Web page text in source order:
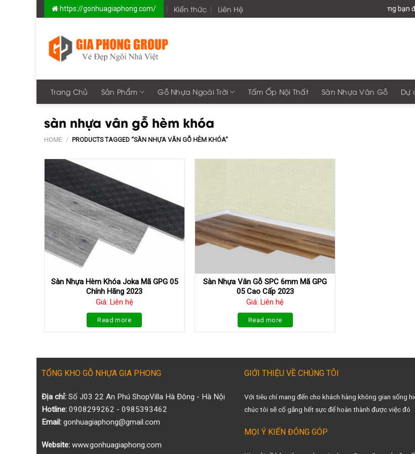
to
https://gonhuagiaphong.com/ Kiến thức Liên Hệ Chào mừng bạn
Trang Chủ Sản Phẩm Gỗ Nhựa Ngoài Trời Tấm Ốp Nội Thất Sàn Nhựa Vân Gỗ Dự
sàn nhựa vân gỗ hèm khóa
HOME / PRODUCTS TAGGED “SÀN NHỰA VÂN GỖ HÈM KHÓA”
Sàn Nhựa Hèm Khóa Joka Mã GPG 05
Chính Hãng 2023
Giá: Liên hệ
Read more
Sàn Nhựa Vân Gỗ SPC 6mm Mã GPG
05 Cao Cấp 2023
Giá: Liên hệ
Read more
TỔNG KHO GỖ NHỰA GIA PHONG
Địa chỉ:Số J03 22 An Phú ShopVilla Hà Đông - Hà Nội
Hotline:0908299262 - 0985393462
Email:gonhuagiaphong@gmail.com
Website:www.gonhuagiaphong.com
GIỚI THIỆU VỀ CHÚNG TÔI
Với tiêu chí mang đến cho khách hàng không gian sống
chúc tôi sẽ cố gắng hết sực để hoàn thành được việc đó
MỌI Ý KIẾN ĐÓNG GÓP